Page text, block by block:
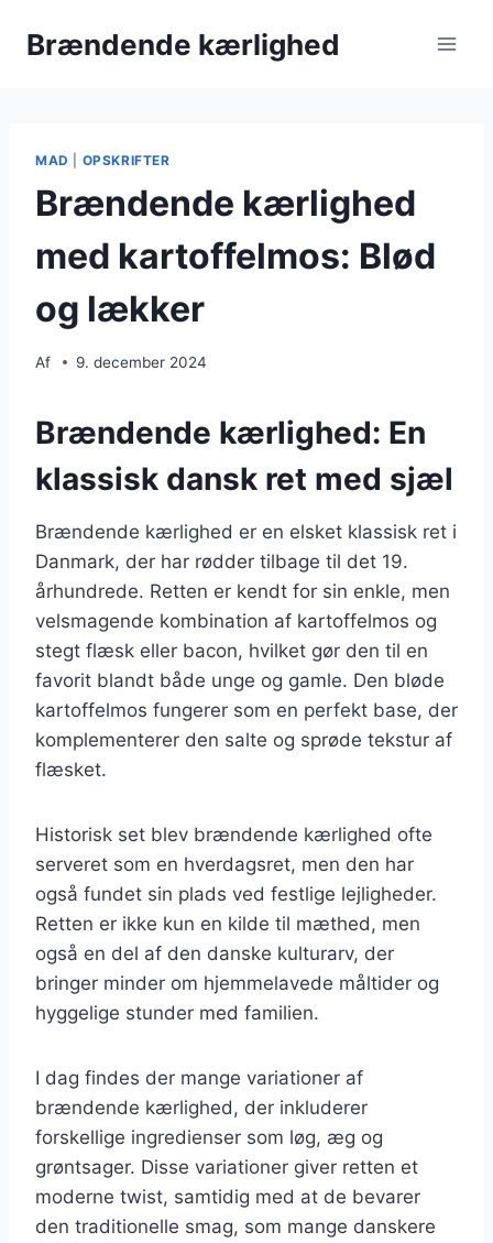
Brændende kærlighed
MAD OPSKRIFTER
Brændende kærlighed
med kartoffelmos: Blød
og lækker
Af 9. december 2024
Brændende kærlighed: En
klassisk dansk ret med sjæl
Brændende kærlighed er en elsket klassisk ret i
Danmark, der har rødder tilbage til det 19.
århundrede. Retten er kendt for sin enkle, men
velsmagende kombination af kartoffelmos og
stegt flæsk eller bacon, hvilket gør den til en
favorit blandt både unge og gamle. Den bløde
kartoffelmos fungerer som en perfekt base, der
komplementerer den salte og sprøde tekstur af
flæsket.
Historisk set blev brændende kærlighed ofte
serveret som en hverdagsret, men den har
også fundet sin plads ved festlige lejligheder.
Retten er ikke kun en kilde til mæthed, men
også en del af den danske kulturarv, der
bringer minder om hjemmelavede måltider og
hyggelige stunder med familien.
I dag findes der mange variationer af
brændende kærlighed, der inkluderer
forskellige ingredienser som løg, æg og
grøntsager. Disse variationer giver retten et
moderne twist, samtidig med at de bevarer
den traditionelle smag, som mange danskere